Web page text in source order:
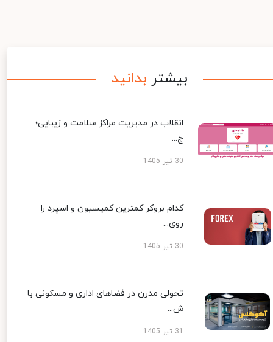
بیشتر بدانید
انقلاب در مدیریت مراکز سلامت و زیبایی؛
چ...
30 تیر 1405
کدام بروکر کمترین کمیسیون و اسپرد را
روی...
30 تیر 1405
تحولی مدرن در فضاهای اداری و مسکونی با
ش...